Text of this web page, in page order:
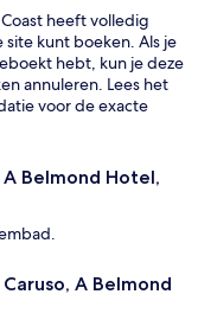
heeft volledig
kunt boeken. Als je
hebt, kun je deze
annuleren. Lees het
voor de exacte
Belmond Hotel,
A Belmond